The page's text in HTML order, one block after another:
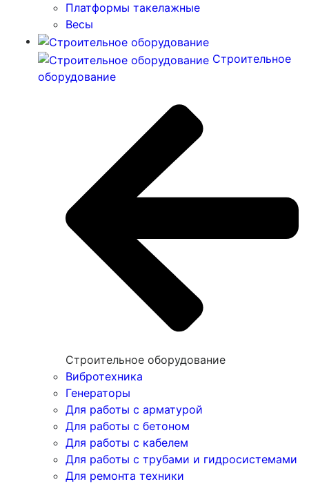
Платформы такелажные
Весы
Строительное
оборудование
Строительное оборудование
Вибротехника
Генераторы
Для работы с арматурой
Для работы с бетоном
Для работы с кабелем
Для работы с трубами и гидросистемами
Для ремонта техники